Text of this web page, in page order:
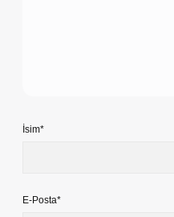
İsim*
E-Posta*